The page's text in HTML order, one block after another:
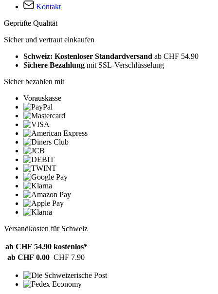
Kontakt
Geprüfte Qualität
Sicher und vertraut einkaufen
Schweiz: Kostenloser Standardversand ab CHF 54.90
Sichere Bezahlung mit SSL-Verschlüsselung
Sicher bezahlen mit
Vorauskasse
Versandkosten für Schweiz
ab CHF 54.90 kostenlos*
ab CHF 0.00 CHF 7.90